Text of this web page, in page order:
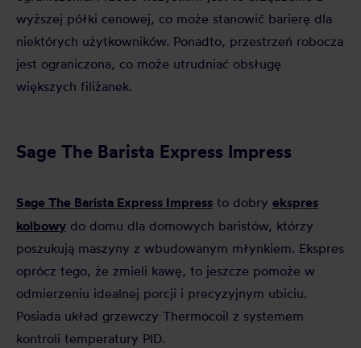
wyższej półki cenowej, co może stanowić barierę dla
niektórych użytkowników. Ponadto, przestrzeń robocza
jest ograniczona, co może utrudniać obsługę
większych filiżanek.
Sage The Barista Express Impress
Sage The Barista Express Impress to dobry ekspres
kolbowy do domu dla domowych baristów, którzy
poszukują maszyny z wbudowanym młynkiem. Ekspres
oprócz tego, że zmieli kawę, to jeszcze pomoże w
odmierzeniu idealnej porcji i precyzyjnym ubiciu.
Posiada układ grzewczy Thermocoil z systemem
kontroli temperatury PID.